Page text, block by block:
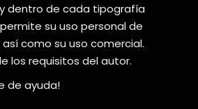
dentro de cada tipografía
su uso personal de
como su uso comercial.
los requisitos del autor.
de ayuda!